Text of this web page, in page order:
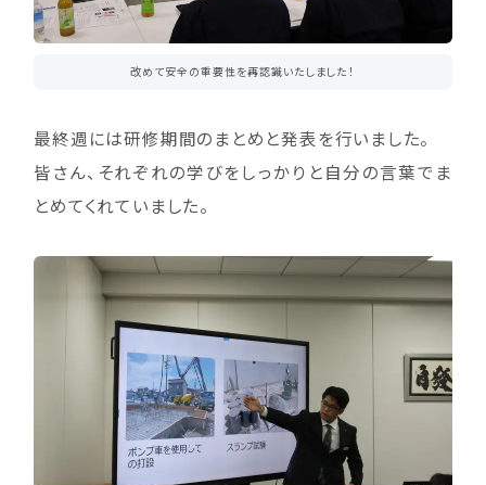
改めて安全の重要性を再認識いたしました！
最終週には研修期間のまとめと発表を行いました。
皆さん、それぞれの学びをしっかりと自分の言葉でま
とめてくれていました。